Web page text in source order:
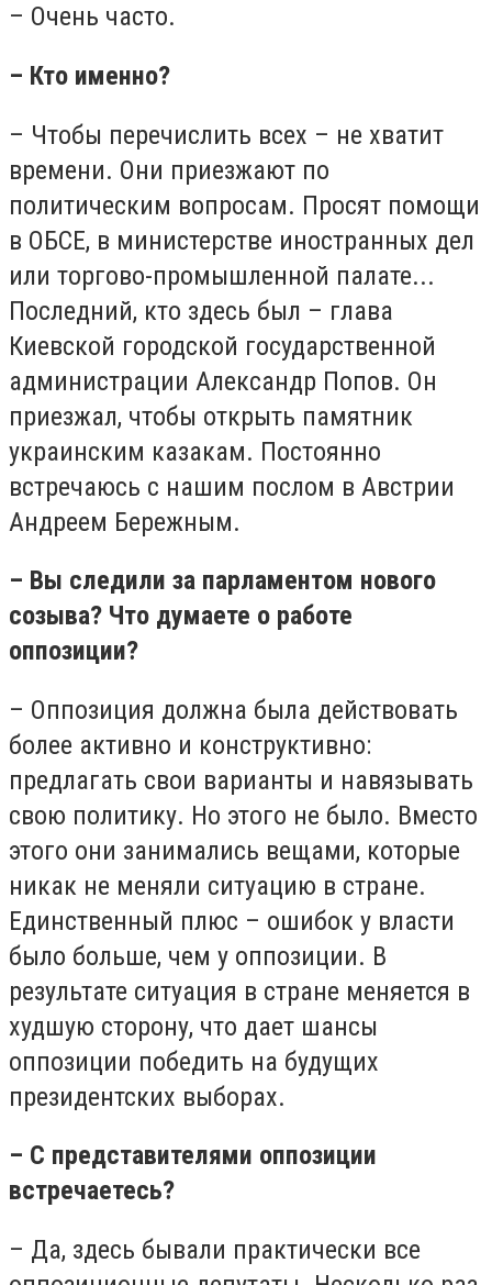
– Очень часто.
– Кто именно?
– Чтобы перечислить всех – не хватит
времени. Они приезжают по
политическим вопросам. Просят помощи
в ОБСЕ, в министерстве иностранных дел
или торгово-промышленной палате...
Последний, кто здесь был – глава
Киевской городской государственной
администрации Александр Попов. Он
приезжал, чтобы открыть памятник
украинским казакам. Постоянно
встречаюсь с нашим послом в Австрии
Андреем Бережным.
– Вы следили за парламентом нового
созыва? Что думаете о работе
оппозиции?
– Оппозиция должна была действовать
более активно и конструктивно:
предлагать свои варианты и навязывать
свою политику. Но этого не было. Вместо
этого они занимались вещами, которые
никак не меняли ситуацию в стране.
Единственный плюс – ошибок у власти
было больше, чем у оппозиции. В
результате ситуация в стране меняется в
худшую сторону, что дает шансы
оппозиции победить на будущих
президентских выборах.
– С представителями оппозиции
встречаетесь?
– Да, здесь бывали практически все